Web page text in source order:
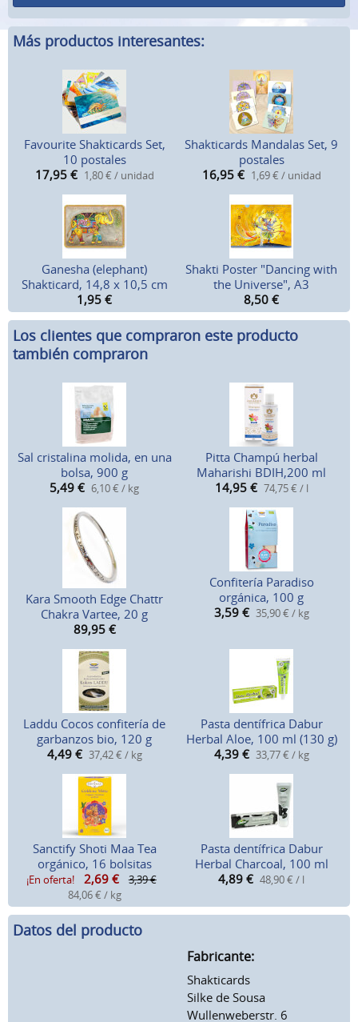
Más productos interesantes:
Favourite Shakticards Set,
10 postales
17,95 € 1,80 € / unidad
Shakticards Mandalas Set, 9
postales
16,95 € 1,69 € / unidad
Ganesha (elephant)
Shakticard, 14,8 x 10,5 cm
1,95 €
Shakti Poster "Dancing with
the Universe", A3
8,50 €
Los clientes que compraron este producto
también compraron
Sal cristalina molida, en una
bolsa, 900 g
5,49 € 6,10 € / kg
Pitta Champú herbal
Maharishi BDIH,200 ml
14,95 € 74,75 € / l
Kara Smooth Edge Chattr
Chakra Vartee, 20 g
89,95 €
Confitería Paradiso
orgánica, 100 g
3,59 € 35,90 € / kg
Laddu Cocos confitería de
garbanzos bio, 120 g
4,49 € 37,42 € / kg
Pasta dentífrica Dabur
Herbal Aloe, 100 ml (130 g)
4,39 € 33,77 € / kg
Sanctify Shoti Maa Tea
orgánico, 16 bolsitas
¡En oferta! 2,69 €
3,39 €
84,06 € / kg
Pasta dentífrica Dabur
Herbal Charcoal, 100 ml
4,89 € 48,90 € / l
Datos del producto
Fabricante:
Shakticards
Silke de Sousa
Wullenweberstr. 6